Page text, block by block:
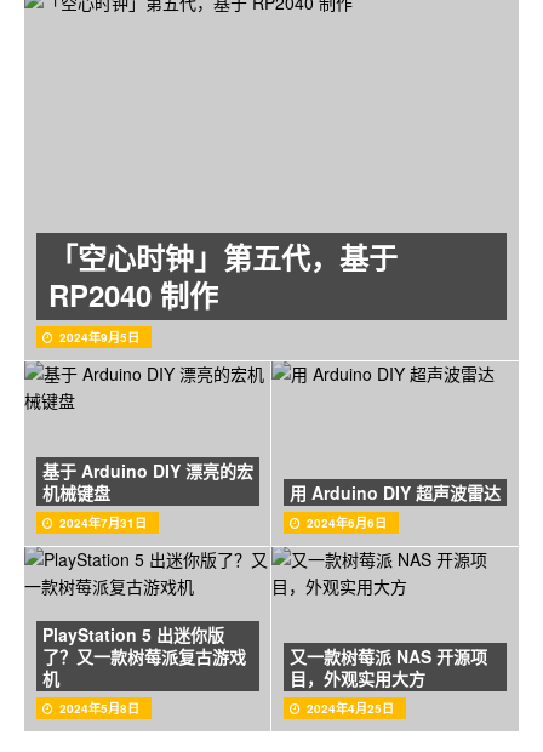
「空心时钟」第五代，基于
RP2040 制作
2024年9月5日
基于 Arduino DIY 漂亮的宏
机械键盘
2024年7月31日
用 Arduino DIY 超声波雷达
2024年6月6日
PlayStation 5 出迷你版
了？又一款树莓派复古游戏
机
2024年5月8日
又一款树莓派 NAS 开源项
目，外观实用大方
2024年4月25日